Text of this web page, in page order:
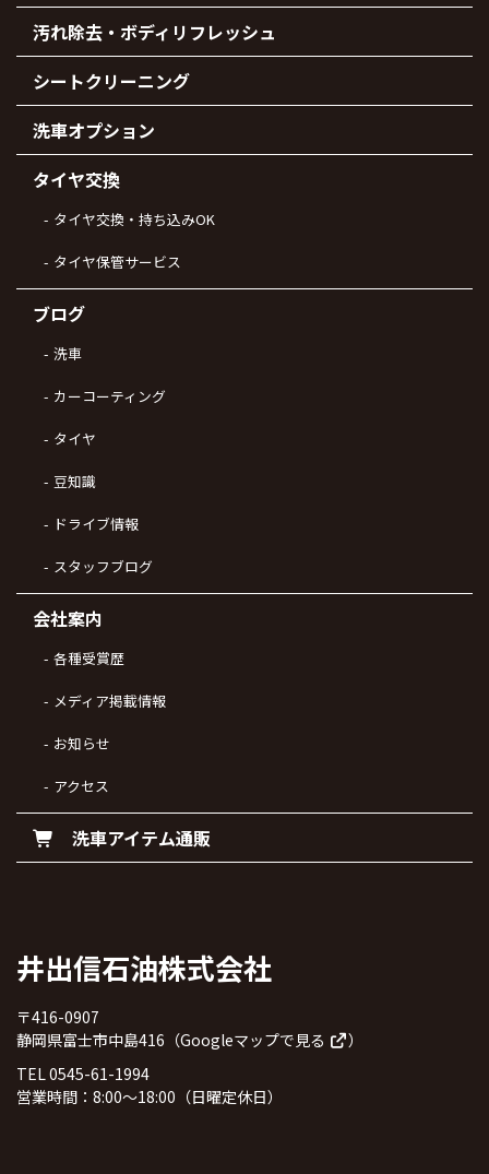
汚れ除去・ボディリフレッシュ
シートクリーニング
洗車オプション
タイヤ交換
タイヤ交換・持ち込みOK
タイヤ保管サービス
ブログ
洗車
カーコーティング
タイヤ
豆知識
ドライブ情報
スタッフブログ
会社案内
各種受賞歴
メディア掲載情報
お知らせ
アクセス
洗車アイテム通販
井出信石油株式会社
〒416-0907
静岡県富士市中島416（Googleマップで見る
）
TEL 0545-61-1994
営業時間：8:00～18:00（日曜定休日）